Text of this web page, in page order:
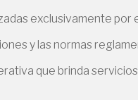
exclusivamente por
y las normas
que brinda